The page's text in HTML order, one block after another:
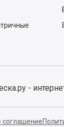
-
соглашение